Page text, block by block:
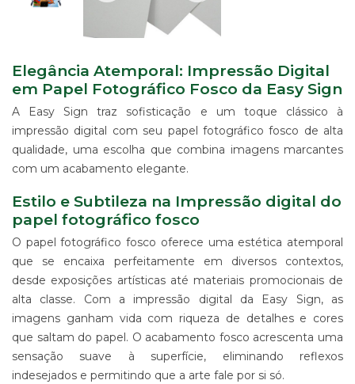
IMPRESSÃO
DIGITAL
PAPEL
IMPRESSÃO
DIGITAL
UV
CHAPA
IMPRESSÃO
DIGITAL
SUBLIMÁTICA
EM
TECIDO
IMPRESSÃO
DIGITAL
DTG
EM
ALGODÃO
Elegância Atemporal: Impressão Digital
em Papel Fotográfico Fosco da Easy Sign
A Easy Sign traz sofisticação e um toque clássico à
impressão digital com seu papel fotográfico fosco de alta
qualidade, uma escolha que combina imagens marcantes
com um acabamento elegante.
Estilo e Subtileza na Impressão digital do
papel fotográfico fosco
O papel fotográfico fosco oferece uma estética atemporal
que se encaixa perfeitamente em diversos contextos,
desde exposições artísticas até materiais promocionais de
alta classe. Com a impressão digital da Easy Sign, as
imagens ganham vida com riqueza de detalhes e cores
que saltam do papel. O acabamento fosco acrescenta uma
sensação suave à superfície, eliminando reflexos
indesejados e permitindo que a arte fale por si só.